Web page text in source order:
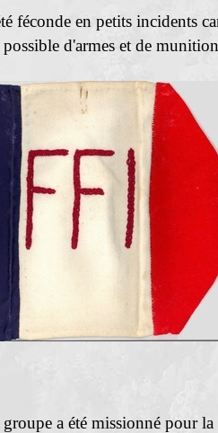
féconde en petits incidents
d'armes et de
a été missionné pour la